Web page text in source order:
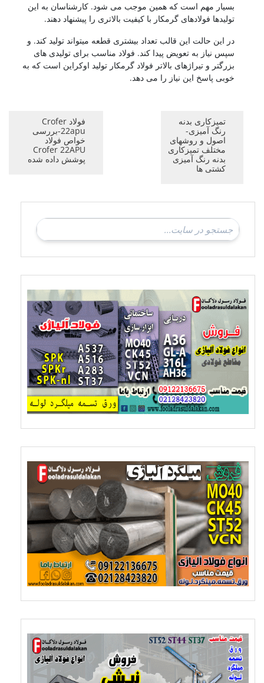
بسیار مهم است که همین موجب می شود. کارشناسان به این
تولیدها فولادهای گرمکار با کیفیت بالاتری را پیشنهاد دهند.
در این حالت این قالب تعداد بیشتری قطعه میتواند تولید کند. و
سپس نیاز به تعویض پیدا کند. فولاد مناسب برای تولیدی های
بزرگتر و تیراژهای بالاتر فولاد گرمکار تولید اوکراین است که به
خوبی پاسخ این نیاز را می دهد.
فولاد Crofer
22apu-بررسی
خواص فولاد
Crofer 22APU
پوشش داده شده
تمیزکاری بدنه
رنگ آمیزی-
اصول و روشهای
مختلف تمیزکاری
بدنه رنگ آمیزی
کشتی ها